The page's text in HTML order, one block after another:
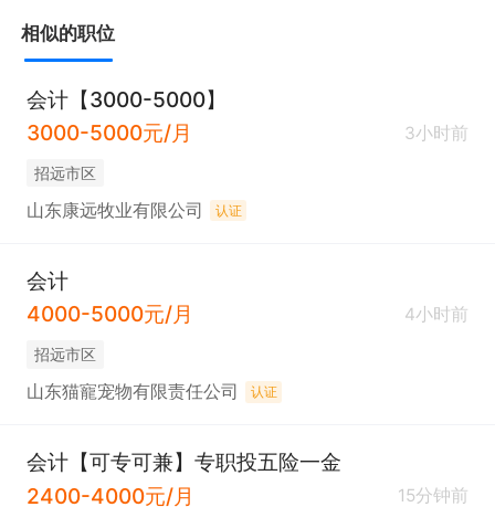
相似的职位
会计【3000-5000】
3000-5000元/月
3小时前
招远市区
山东康远牧业有限公司 认证
会计
4000-5000元/月
4小时前
招远市区
山东猫寵宠物有限责任公司 认证
会计【可专可兼】专职投五险一金
2400-4000元/月
15分钟前